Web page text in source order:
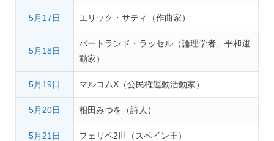
5月17日 エリック・サティ（作曲家）
5月18日
バートランド・ラッセル（論理学者、平和運
動家）
5月19日 マルコムX（公民権運動活動家）
5月20日 相田みつを（詩人）
5月21日 フェリペ2世（スペイン王）